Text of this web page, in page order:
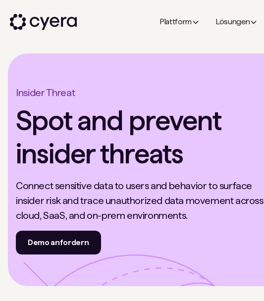
Plattform Lösungen
Insider Threat
Spot and prevent
insider threats
Connect sensitive data to users and behavior to surface
insider risk and trace unauthorized data movement across
cloud, SaaS, and on-prem environments.
Demo anfordern